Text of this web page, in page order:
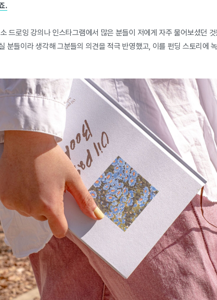
.
드로잉 강의나 인스타그램에서 많은 분들이 저에게 자주 물어보셨던
분들이라 생각해 그분들의 의견을 적극 반영했고, 이를 펀딩 스토리에